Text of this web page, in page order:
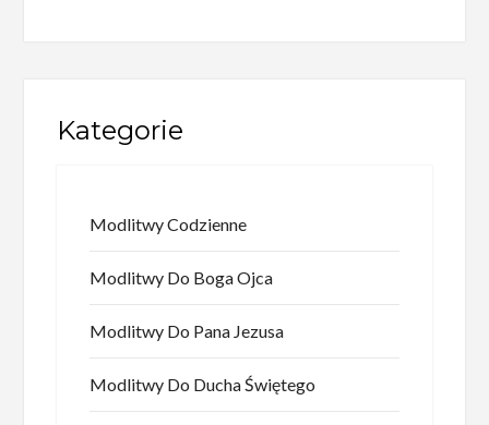
Kategorie
Modlitwy Codzienne
Modlitwy Do Boga Ojca
Modlitwy Do Pana Jezusa
Modlitwy Do Ducha Świętego